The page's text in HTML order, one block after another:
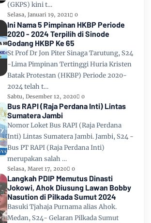
(GKPS) kini t…
Selasa, Januari 19, 2021 0
Ini Nama 5 Pimpinan HKBP Periode
2020 - 2024 Terpilih di Sinode
Godang HKBP Ke 65
St Prof Dr Jon Piter Sinaga Tarutung, S24
-Lima Pimpinan Tertinggi Huria Kristen
Batak Protestan (HKBP) Periode 2020-
2024 telah t…
Sabtu, Desember 12, 2020 0
Bus RAPI (Raja Perdana Inti) Lintas
Sumatera Jambi
Nomor Loket Bus RAPI (Raja Perdana
Inti) Lintas Sumatera Jambi. Jambi, S24 -
Bus PT RAPI (Raja Perdana Inti)
merupakan salah …
Selasa, Maret 17, 2020 0
Langkah PDIP Memutus Dinasti
Jokowi, Ahok Diusung Lawan Bobby
Nasution di Pilkada Sumut 2024
Basuki Tjahaja Purnama alias Ahok.
Medan, S24- Gelaran Pilkada Sumut